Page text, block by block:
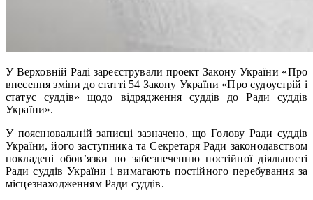
У Верховній Раді зареєстрували проект Закону України «Про
внесення зміни до статті 54 Закону України «Про судоустрій і
статус суддів» щодо відрядження суддів до Ради суддів
України».
У пояснювальній записці зазначено, що Голову Ради суддів
України, його заступника та Секретаря Ради законодавством
покладені обов’язки по забезпеченню постійної діяльності
Ради суддів України і вимагають постійного перебування за
місцезнаходженням Ради суддів.